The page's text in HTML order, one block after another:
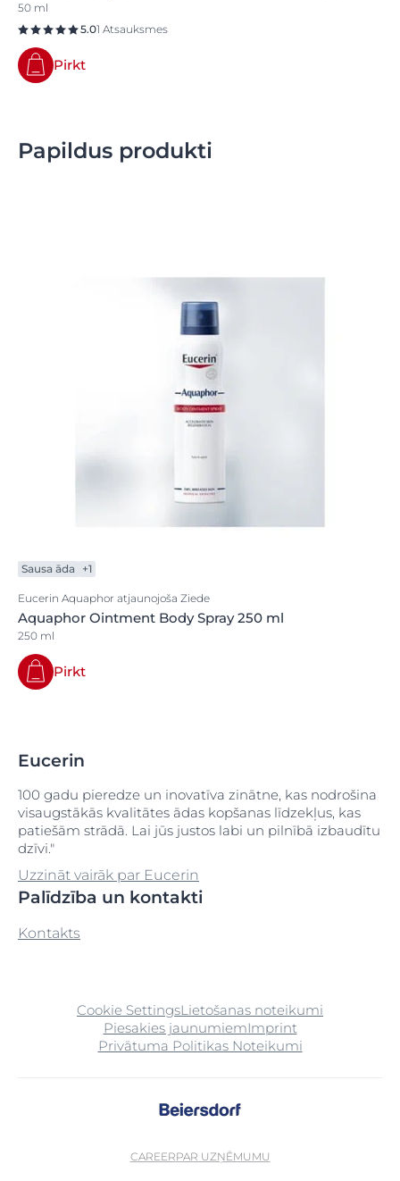
50 ml
5.01 Atsauksmes
Pirkt
Papildus produkti
Sausa āda +1
Eucerin Aquaphor atjaunojoša Ziede
Aquaphor Ointment Body Spray 250 ml
250 ml
Pirkt
Eucerin
100 gadu pieredze un inovatīva zinātne, kas nodrošina
visaugstākās kvalitātes ādas kopšanas līdzekļus, kas
patiešām strādā. Lai jūs justos labi un pilnībā izbaudītu
dzīvi."
Uzzināt vairāk par Eucerin
Palīdzība un kontakti
Kontakts
Cookie SettingsLietošanas noteikumi
Piesakies jaunumiemImprint
Privātuma Politikas Noteikumi
CAREERPAR UZŅĒMUMU